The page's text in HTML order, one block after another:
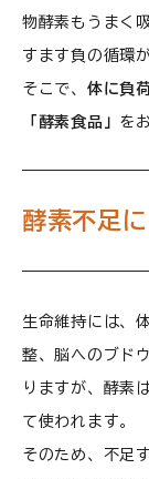
物酵素もうまく
すます負の循環
そこで、 体に負
「酵素食品」 を
酵素不足
生命維持には、
整、脳へのブド
りますが、酵素
て使われます。
そのため、不足